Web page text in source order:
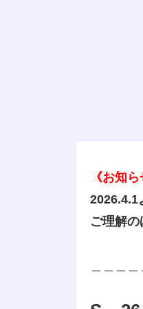
《お知ら
2026.4.1
ご理解